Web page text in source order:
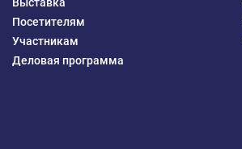
Посетителям
Участникам
Деловая программа